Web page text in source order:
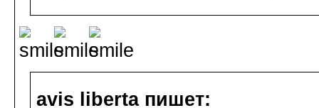
avis libertа пишет: